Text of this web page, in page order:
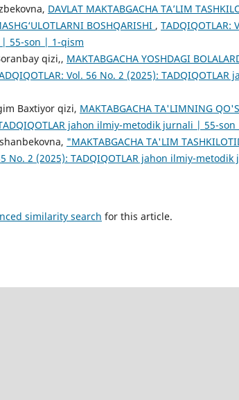
DAVLAT MAKTABGACHA TA’LIM
BOSHQARISHI , TADQIQOTLAR:
55-son | 1-qism
qizi,, MAKTABGACHA YOSHDAGI
Vol. 56 No. 2 (2025):
Baxtiyor qizi, MAKTABGACHA TA'LIMNING
jahon ilmiy-metodik jurnali | 55-
"MAKTABGACHA TA'LIM
No. 2 (2025): TADQIQOTLAR jahon ilmiy-
similarity search for this article.